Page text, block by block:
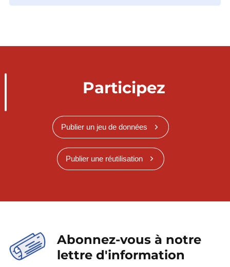
Participez
Publier un jeu de données
Publier une réutilisation
Abonnez-vous à notre
lettre d'information